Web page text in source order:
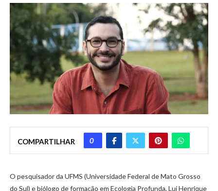
COMPARTILHAR 0
O pesquisador da UFMS (Universidade Federal de Mato Grosso
do Sul) e biólogo de formação em Ecologia Profunda, Lui Henrique